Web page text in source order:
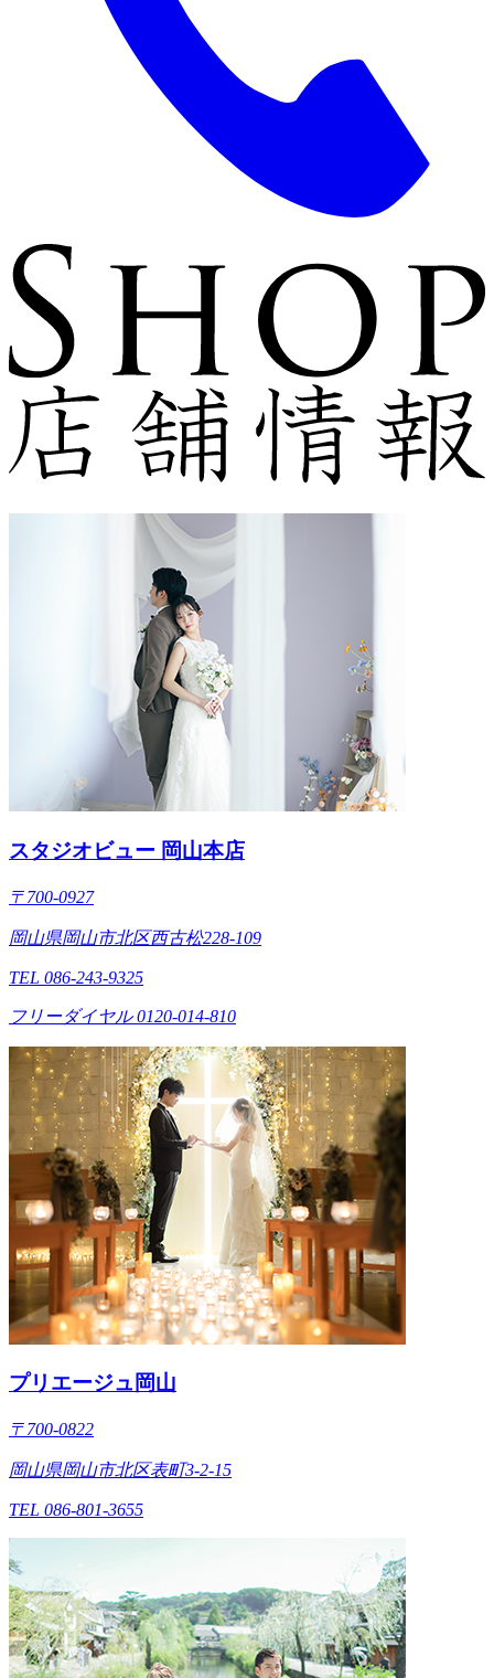
スタジオビュー 岡山本店
〒700-0927
岡山県岡山市北区西古松228-109
TEL 086-243-9325
フリーダイヤル 0120-014-810
プリエージュ岡山
〒700-0822
岡山県岡山市北区表町3-2-15
TEL 086-801-3655